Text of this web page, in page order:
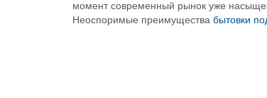
момент современный рынок уже
Неоспоримые преимущества бытовки